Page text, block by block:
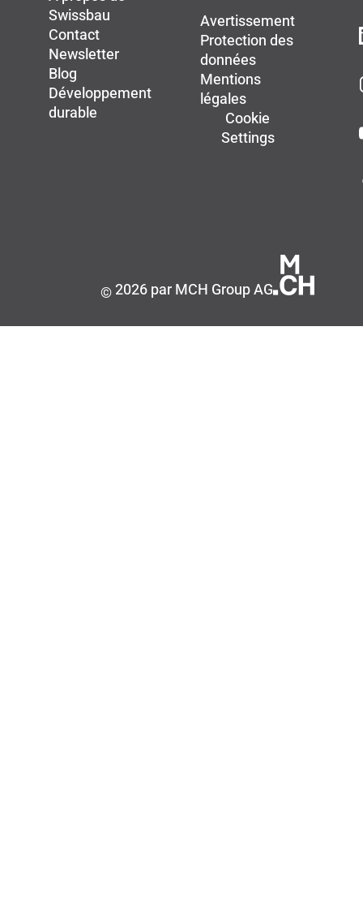
Swissbau
Contact
Newsletter
Blog
Développement
durable
Avertissement
Protection des
données
Mentions
légales
Cookie
Settings
©2026 par MCH Group AG